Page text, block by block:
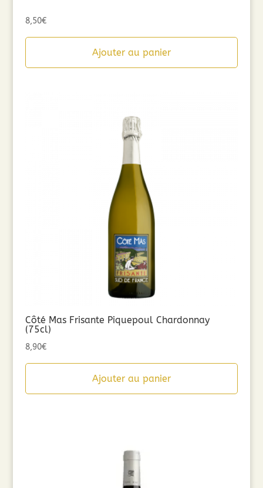
8,50€
Ajouter au panier
Côté Mas Frisante Piquepoul Chardonnay
(75cl)
8,90€
Ajouter au panier